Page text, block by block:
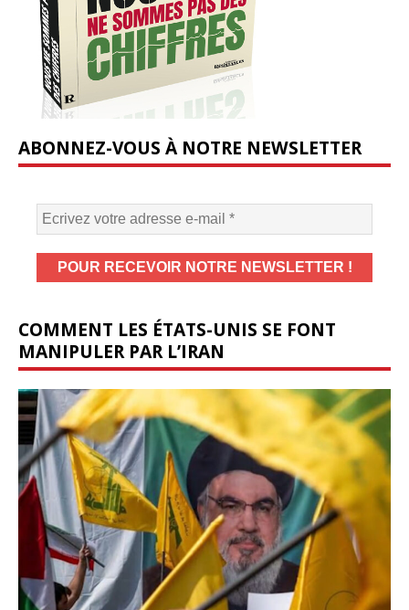
ABONNEZ-VOUS À NOTRE NEWSLETTER
COMMENT LES ÉTATS-UNIS SE FONT
MANIPULER PAR L’IRAN